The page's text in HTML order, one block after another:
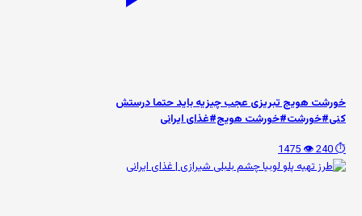
خورشت هویج تبریزی عجب چیزیه باید حتما درستش
کنی#خورشت#خورشت هویج#غذای ایرانی
⏱️ 240
👁️ 1475